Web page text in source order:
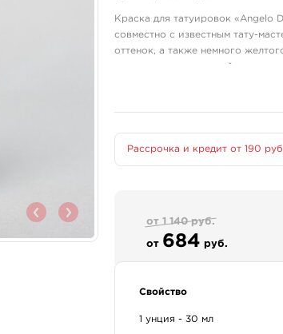
Краска для татуировок «Angelo
совместно с известным тату-
оттенок, а также немного
одновременно похожий на цвет
Хотя краска была создана
диспергированные для
изопропиловый спирт и
Назначение:
Для татуировок.
Приглушенный янтарно-
Рассрочка и кредит от 190
от 1 140 руб.
от 684 руб.
Свойство
1 унция - 30 мл